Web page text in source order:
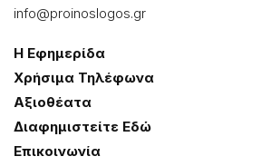
info@proinoslogos.gr
Η Εφημερίδα
Χρήσɩμα Τηλέφωνα
Αξɩοθέατα
Δɩαφημɩστείτε Εδώ
Επɩκοɩνωνία